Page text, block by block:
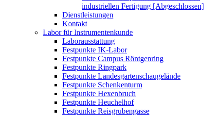
industriellen Fertigung [Abgeschlossen]
Dienstleistungen
Kontakt
Labor für Instrumentenkunde
Laborausstattung
Festpunkte IK-Labor
Festpunkte Campus Röntgenring
Festpunkte Ringpark
Festpunkte Landesgartenschaugelände
Festpunkte Schenkenturm
Festpunkte Hexenbruch
Festpunkte Heuchelhof
Festpunkte Reisgrubengasse